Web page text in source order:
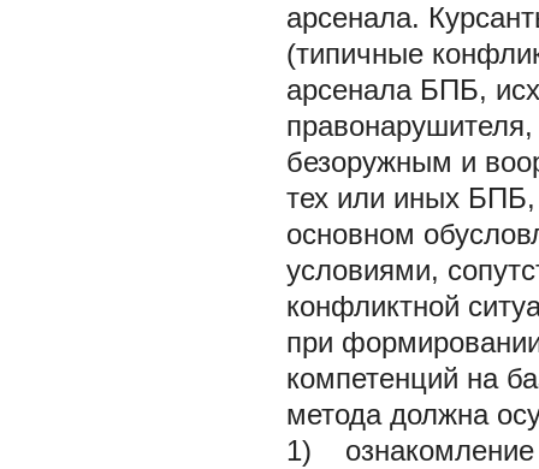
арсенала.
(типичные
арсенала БПБ,
безоружным и
тех или иных БПБ,
основном
условиями,
конфликтной
при
компетенций на
метода должна
1) ознакомление